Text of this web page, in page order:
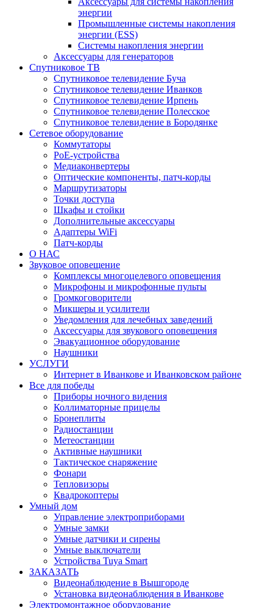
энергии
Промышленные системы накопления
энергии (ESS)
Системы накопления энергии
Аксессуары для генераторов
Спутниковое ТВ
Спутниковое телевидение Буча
Спутниковое телевидение Иванков
Спутниковое телевидение Ирпень
Спутниковое телевидение Полесское
Спутниковое телевидение в Бородянке
Сетевое оборудование
Коммутаторы
PoE-устройства
Медиаконвертеры
Оптические компоненты, патч-корды
Маршрутизаторы
Точки доступа
Шкафы и стойки
Дополнительные аксессуары
Адаптеры WiFi
Патч-корды
О НАС
Звуковое оповещение
Комплексы многоцелевого оповещения
Микрофоны и микрофонные пульты
Громкоговорители
Микшеры и усилители
Уведомления для лечебных заведений
Аксессуары для звукового оповещения
Эвакуационное оборудование
Наушники
УСЛУГИ
Интернет в Иванкове и Иванковском районе
Все для победы
Приборы ночного видения
Коллиматорные прицелы
Бронеплиты
Радиостанции
Метеостанции
Активные наушники
Тактическое снаряжение
Фонари
Тепловизоры
Квадрокоптеры
Умный дом
Управление электроприборами
Умные замки
Умные датчики и сирены
Умные выключатели
Устройства Tuya Smart
ЗАКАЗАТЬ
Видеонаблюдение в Вышгороде
Установка видеонаблюдения в Иванкове
Электромонтажное оборудование